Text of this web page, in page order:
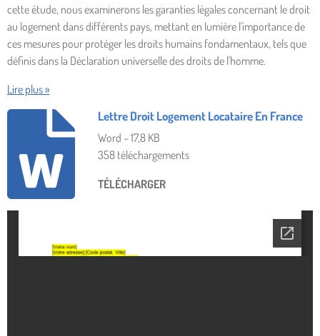
cette étude, nous examinerons les garanties légales concernant le droit
au logement dans différents pays, mettant en lumière l'importance de
ces mesures pour protéger les droits humains fondamentaux, tels que
définis dans la Déclaration universelle des droits de l'homme.
Lire plus »
Lettre Droit Logement Locataire En France
Word – 17,8 KB
358 téléchargements
TÉLÉCHARGER